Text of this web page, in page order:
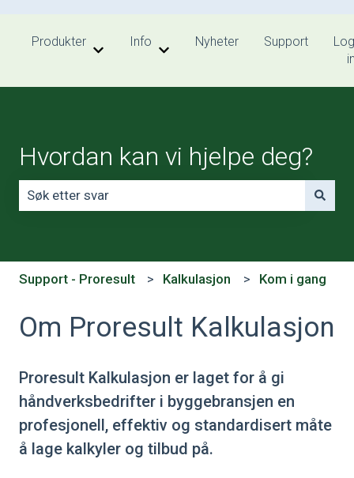
Produkter
Vis undermeny for Produkter
Info
Vis undermeny for Info
Nyheter Support
Hvordan kan vi hjelpe deg?
Support - Proresult Kalkulasjon Kom i gang
Om Proresult Kalkulasjon
Proresult Kalkulasjon er laget for å gi
håndverksbedrifter i byggebransjen en
profesjonell, effektiv og standardisert måte
å lage kalkyler og tilbud på.